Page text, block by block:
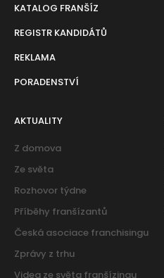
KATALOG FRANŠÍZ
REGISTR KANDIDÁTŮ
REKLAMA
PORADENSTVÍ
AKTUALITY
Z domova
Ze světa
Rozhovor týdne
Příběhy franšízantů
Česká asociace franchisingu
Zprávy z trhu
Videa ze světa franšízingu